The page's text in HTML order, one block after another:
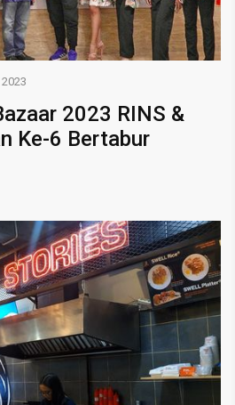
2023
2023 RINS &
Ke-6 Bertabur